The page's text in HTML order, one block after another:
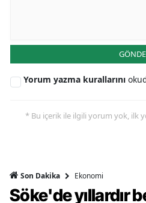
Yorum yazma kurallarını
* Bu içerik ile ilgili yorum yok, ilk
Son Dakika Ekonomi
Söke'de yıllardır